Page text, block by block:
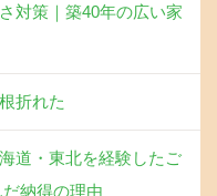
対策｜築40年の広い家
折れた
道・東北を経験したご
納得の理由